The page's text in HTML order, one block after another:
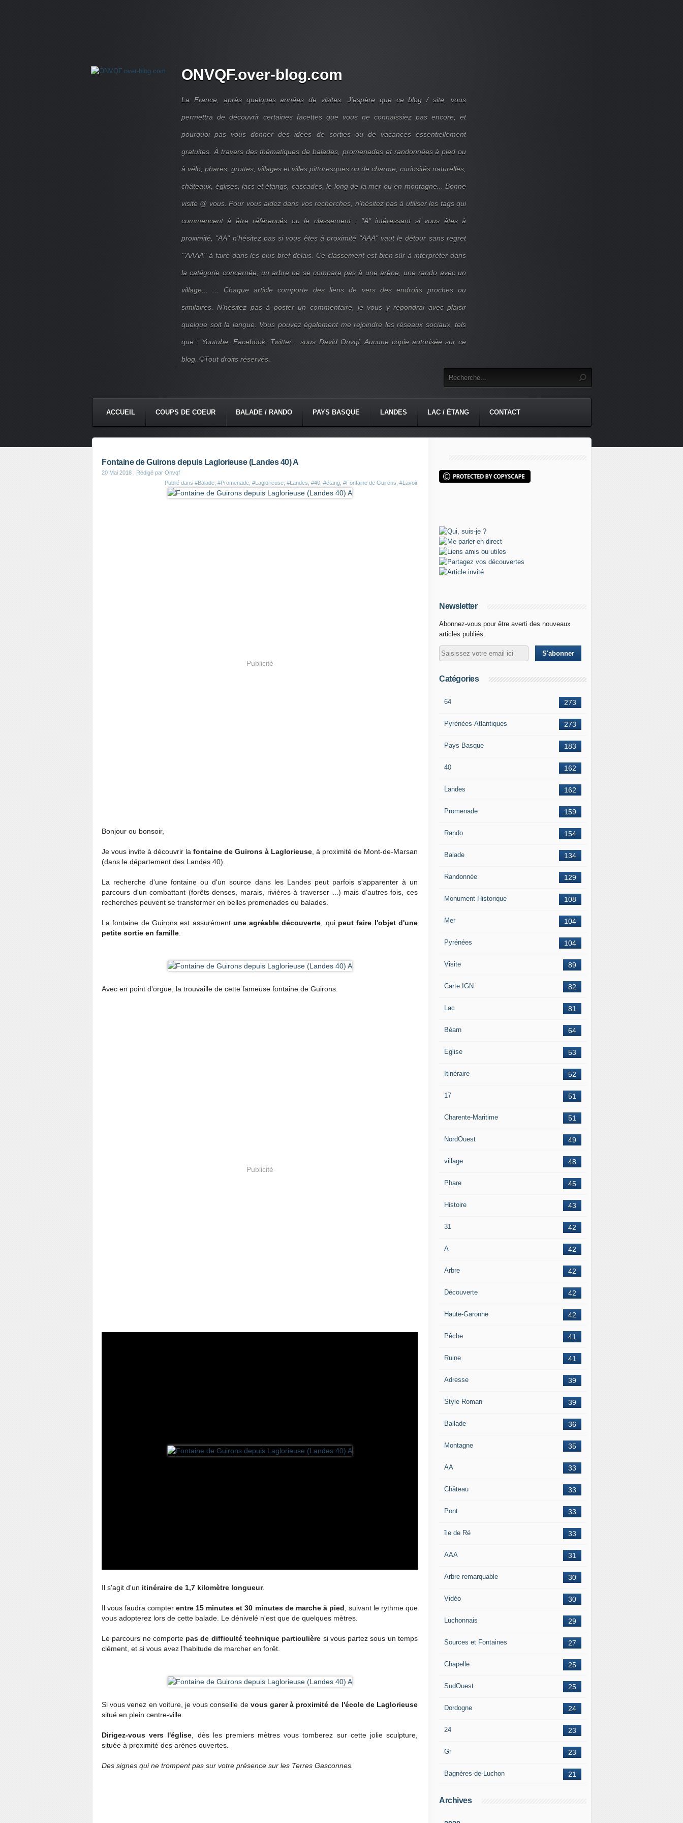
ONVQF.over-blog.com
La France, après quelques années de visites. J'espère que ce blog / site, vous
permettra de découvrir certaines facettes que vous ne connaissiez pas encore, et
pourquoi pas vous donner des idées de sorties ou de vacances essentiellement
gratuites. À travers des thématiques de balades, promenades et randonnées à pied ou
à vélo, phares, grottes, villages et villes pittoresques ou de charme, curiosités naturelles,
châteaux, églises, lacs et étangs, cascades, le long de la mer ou en montagne... Bonne
visite @ vous. Pour vous aidez dans vos recherches, n'hésitez pas à utiliser les tags qui
commencent à être référencés ou le classement : "A" intéressant si vous êtes à
proximité, "AA" n'hésitez pas si vous êtes à proximité "AAA" vaut le détour sans regret
'"AAAA" à faire dans les plus bref délais. Ce classement est bien sûr à interpréter dans
la catégorie concernée; un arbre ne se compare pas à une arène, une rando avec un
village... ... Chaque article comporte des liens de vers des endroits proches ou
similaires. N'hésitez pas à poster un commentaire, je vous y répondrai avec plaisir
quelque soit la langue. Vous pouvez également me rejoindre les réseaux sociaux, tels
que : Youtube, Facebook, Twitter... sous David Onvqf. Aucune copie autorisée sur ce
blog. ©Tout droits réservés.
ACCUEIL COUPS DE COEUR BALADE / RANDO PAYS BASQUE LANDES LAC / ÉTANG CONTACT
Fontaine de Guirons depuis Laglorieuse (Landes 40) A
20 Mai 2018 , Rédigé par Onvqf
Publié dans #Balade #Promenade #Laglorieuse #Landes #40 #étang #Fontaine de Guirons #Lavoir
Publicité
Bonjour ou bonsoir,
Je vous invite à découvrir la fontaine de Guirons à Laglorieuse , à proximité de Mont-de-Marsan
(dans le département des Landes 40).
La recherche d'une fontaine ou d'un source dans les Landes peut parfois s'apparenter à un
parcours d'un combattant (forêts denses, marais, rivières à traverser ...) mais d'autres fois, ces
recherches peuvent se transformer en belles promenades ou balades.
La fontaine de Guirons est assurément une agréable découverte , qui peut faire l'objet d'une
petite sortie en famille
Avec en point d'orgue, la trouvaille de cette fameuse fontaine de Guirons.
Publicité
Il s'agit d'un itinéraire de 1,7 kilomètre longueur.
Il vous faudra compterentre 15 minutes et 30 minutes de marche à pied , suivant le rythme que
vous adopterez lors de cette balade. Le dénivelé n'est que de quelques mètres.
Le parcours ne comporte pas de difficulté technique particulière si vous partez sous un temps
clément, et si vous avez l'habitude de marcher en forêt.
Si vous venez en voiture, je vous conseille de vous garer à proximité de l'école de Laglorieuse
situé en plein centre-ville.
Dirigez-vous vers l'église , dès les premiers mètres vous tomberez sur cette jolie sculpture,
située à proximité des arènes ouvertes.
Des signes qui ne trompent pas sur votre présence sur les Terres Gasconnes.
Newsletter
Abonnez-vous pour être averti des nouveaux
articles publiés.
Catégories
273
64
273
Pyrénées-Atlantiques
183
Pays Basque
162
40
162
Landes
159
Promenade
154
Rando
134
Balade
129
Randonnée
108
Monument Historique
104
Mer
104
Pyrénées
89
Visite
82
Carte IGN
81
Lac
64
Béarn
53
Eglise
52
Itinéraire
51
17
51
Charente-Maritime
49
NordOuest
48
village
45
Phare
43
Histoire
42
31
42
A
42
Arbre
42
Découverte
42
Haute-Garonne
41
Pêche
41
Ruine
39
Adresse
39
Style Roman
36
Ballade
35
Montagne
33
AA
33
Château
33
Pont
33
île de Ré
31
AAA
30
Arbre remarquable
30
Vidéo
29
Luchonnais
27
Sources et Fontaines
25
Chapelle
25
SudOuest
24
Dordogne
23
24
23
Gr
21
Bagnères-de-Luchon
Archives